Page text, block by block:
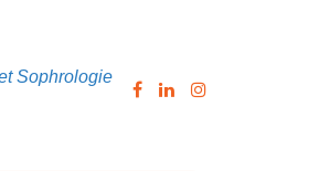
Sophrologie